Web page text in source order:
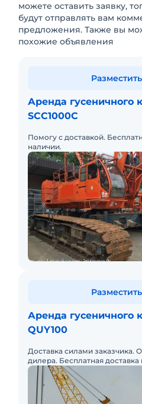
можете оставить заявку,
будут отправлять вам
предложения. Также вы
похожие объявления
Аренда гусеничного
SCC1000C
Помогу с доставкой.
наличии.
Аренда гусеничного
QUY100
Доставка силами заказчика.
дилера. Бесплатная доставка